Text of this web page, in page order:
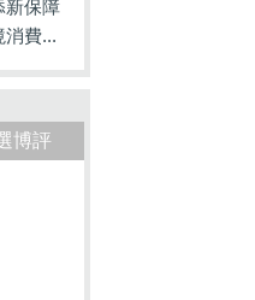
新保障
消費...
博評